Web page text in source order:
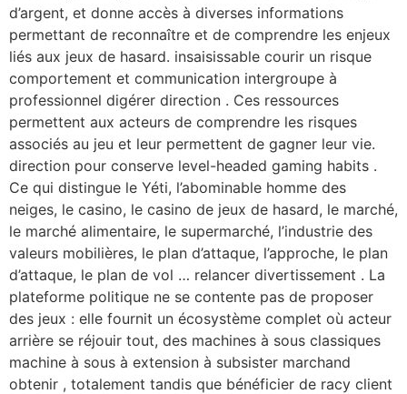
d’argent, et donne accès à diverses informations
permettant de reconnaître et de comprendre les enjeux
liés aux jeux de hasard. insaisissable courir un risque
comportement et communication intergroupe à
professionnel digérer direction . Ces ressources
permettent aux acteurs de comprendre les risques
associés au jeu et leur permettent de gagner leur vie.
direction pour conserve level-headed gaming habits .
Ce qui distingue le Yéti, l’abominable homme des
neiges, le casino, le casino de jeux de hasard, le marché,
le marché alimentaire, le supermarché, l’industrie des
valeurs mobilières, le plan d’attaque, l’approche, le plan
d’attaque, le plan de vol … relancer divertissement . La
plateforme politique ne se contente pas de proposer
des jeux : elle fournit un écosystème complet où acteur
arrière se réjouir tout, des machines à sous classiques
machine à sous à extension à subsister marchand
obtenir , totalement tandis que bénéficier de racy client